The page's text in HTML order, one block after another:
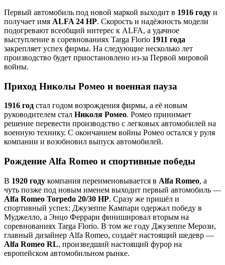
Первый автомобиль под новой маркой выходит в 1916 году и
получает имя ALFA 24 HP. Скорость и надёжность модели
подогревают всеобщий интерес к ALFA, а удачное
выступление в соревнованиях Targa Florio 1911 года
закрепляет успех фирмы. На следующие несколько лет
производство будет приостановлено из-за Первой мировой
войны.
Приход Николы Ромео и военная пауза
1916 год стал годом возрождения фирмы, а её новым
руководителем стал Николя Ромео. Ромео принимает
решение перевести производство с легковых автомобилей на
военную технику. С окончанием войны Ромео остался у руля
компании и возобновил выпуск автомобилей.
Рождение Alfa Romeo и спортивные победы
В 1920 году компания переименовывается в Alfa Romeo, а
чуть позже под новым именем выходит первый автомобиль —
Alfa Romeo Torpedo 20/30 HP. Сразу же пришёл и
спортивный успех: Джузеппе Кампари одержал победу в
Муджелло, а Энцо Феррари финишировал вторым на
соревнованиях Targa Florio. В том же году Джузеппе Мерози,
главный дизайнер Alfa Romeo, создаёт настоящий шедевр —
Alfa Romeo RL, произведший настоящий фурор на
европейском автомобильном рынке.